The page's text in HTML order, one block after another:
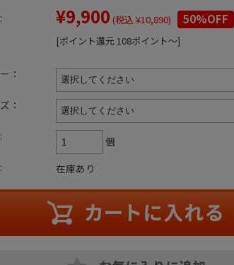
¥9,900 (税込 ¥10,890) 50%OFF
[ポイント還元 108ポイント～]
：
：
個
在庫あり